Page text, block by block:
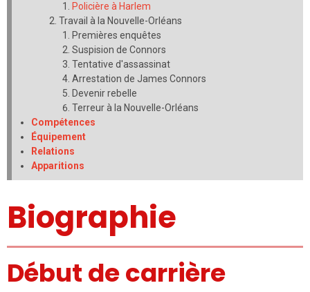
Policière à Harlem
Travail à la Nouvelle-Orléans
Premières enquêtes
Suspision de Connors
Tentative d'assassinat
Arrestation de James Connors
Devenir rebelle
Terreur à la Nouvelle-Orléans
Compétences
Équipement
Relations
Apparitions
Biographie
Début de carrière